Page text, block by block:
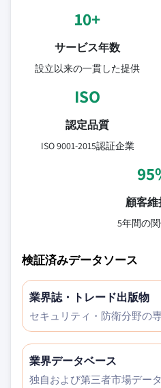
10+
サービス年数
設立以来の一貫した提供
ISO
認定品質
ISO 9001-2015認証企業
顧客維
5年間の
検証済みデータソース
業界誌・トレード出版物
セキュリティ・防衛分野の
業界データベース
独自および第三者市場デー